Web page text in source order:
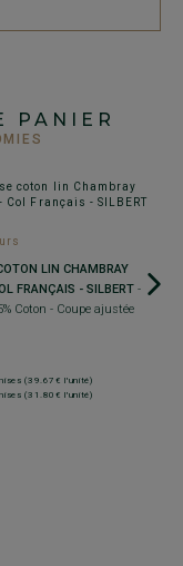
PANIER
LIN CHAMBRAY
FRANÇAIS - SILBERT -
Coton - Coupe ajustée
(39.67€ l'unité)
(31.80€ l'unité)